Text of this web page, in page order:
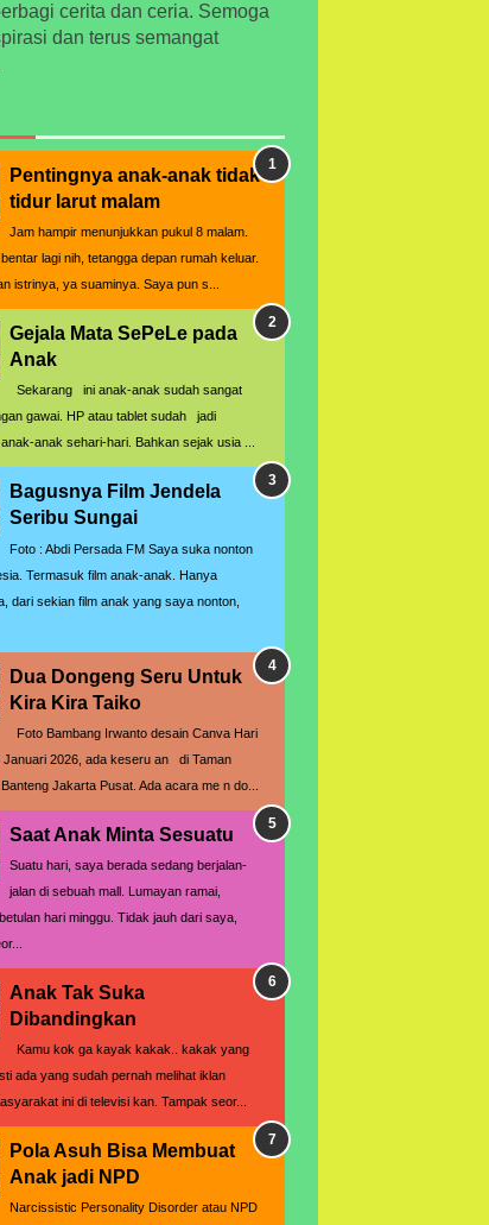
cerita dan ceria. Semoga
dan terus semangat
Pentingnya anak-anak tidak
tidur larut malam
Jam hampir menunjukkan pukul 8 malam.
lagi nih, tetangga depan rumah keluar.
istrinya, ya suaminya. Saya pun s...
Gejala Mata SePeLe pada
Anak
Sekarang ini anak-anak sudah sangat
gawai. HP atau tablet sudah jadi
anak sehari-hari. Bahkan sejak usia ...
Bagusnya Film Jendela
Seribu Sungai
Foto : Abdi Persada FM Saya suka nonton
Termasuk film anak-anak. Hanya
dari sekian film anak yang saya nonton,
Dua Dongeng Seru Untuk
Kira Kira Taiko
Foto Bambang Irwanto desain Canva Hari
Januari 2026, ada keseru an di Taman
Jakarta Pusat. Ada acara me n do...
Saat Anak Minta Sesuatu
Suatu hari, saya berada sedang berjalan-
jalan di sebuah mall. Lumayan ramai,
hari minggu. Tidak jauh dari saya,
Anak Tak Suka
Dibandingkan
Kamu kok ga kayak kakak.. kakak yang
ada yang sudah pernah melihat iklan
ini di televisi kan. Tampak seor...
Pola Asuh Bisa Membuat
Anak jadi NPD
Narcissistic Personality Disorder atau NPD